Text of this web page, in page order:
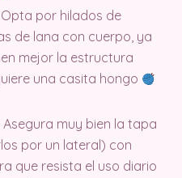
Opta por hilados de
de lana con cuerpo, ya
mejor la estructura
una casita hongo
Asegura muy bien la tapa
por un lateral) con
que resista el uso diario